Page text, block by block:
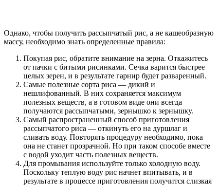
Однако, чтобы получить рассыпчатый рис, а не кашеобразную
массу, необходимо знать определенные правила:
Покупая рис, обратите внимание на зерна. Откажитесь
от пачки с битыми рисинками. Сечка варится быстрее
целых зерен, и в результате гарнир будет разваренный.
Самые полезные сорта риса — дикий и
нешлифованный. В них сохраняется максимум
полезных веществ, а в готовом виде они всегда
получаются рассыпчатыми, зернышко к зернышку.
Самый распространенный способ приготовления
рассыпчатого риса — откинуть его на дуршлаг и
сливать воду. Повторять процедуру необходимо, пока
она не станет прозрачной. Но при таком способе вместе
с водой уходит часть полезных веществ.
Для промывания используйте только холодную воду.
Поскольку теплую воду рис начнет впитывать, и в
результате в процессе приготовления получится слизкая